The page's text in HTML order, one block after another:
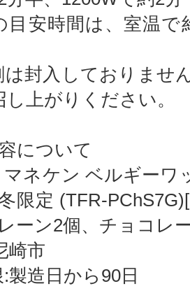
安時間は、室温で
封入しておりませ
上がりください。
について
マネケン ベルギーワ
限定 (TFR-
ーン2個、チョコレ
市
造日から90日